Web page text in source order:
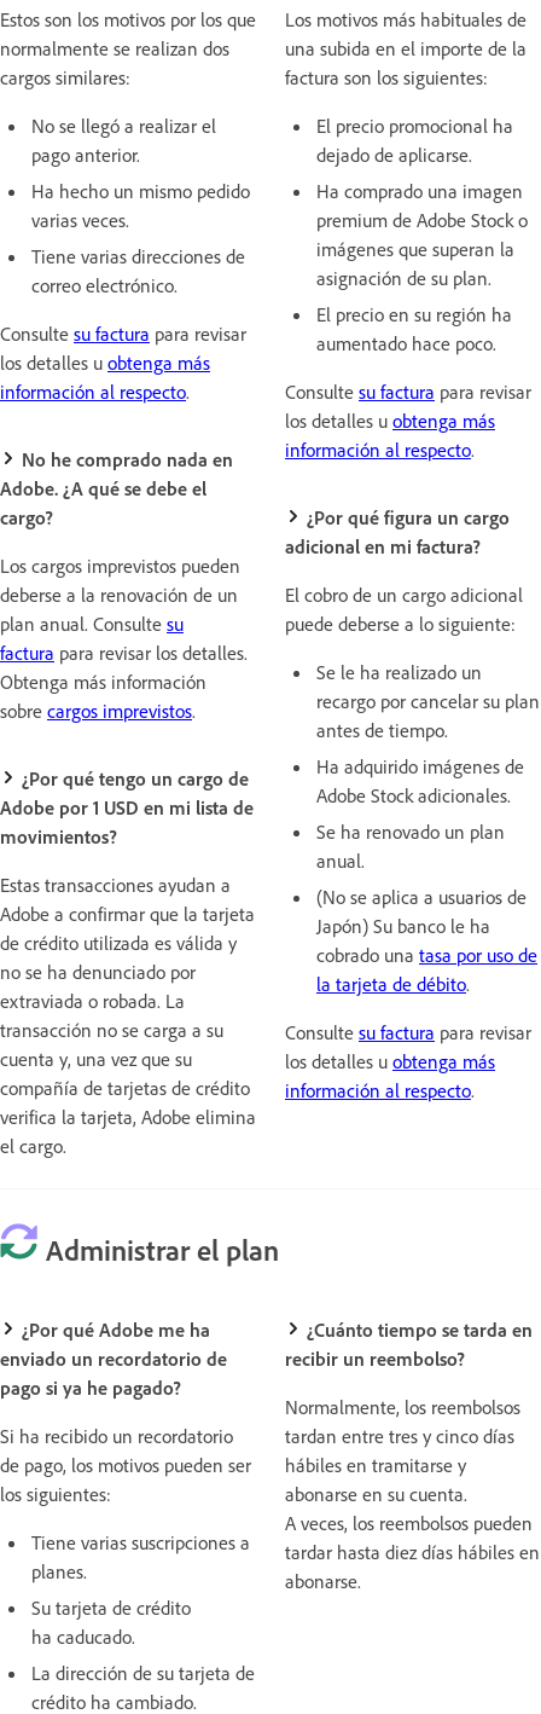
Estos son los motivos por los que
normalmente se realizan dos
cargos similares:
No se llegó a realizar el
pago anterior.
Ha hecho un mismo pedido
varias veces.
Tiene varias direcciones de
correo electrónico.
Consulte su factura para revisar
los detalles u obtenga más
información al respecto.
No he comprado nada en
Adobe. ¿A qué se debe el
cargo?
Los cargos imprevistos pueden
deberse a la renovación de un
plan anual. Consulte su
factura para revisar los detalles.
Obtenga más información
sobre cargos imprevistos.
¿Por qué tengo un cargo de
Adobe por 1 USD en mi lista de
movimientos?
Estas transacciones ayudan a
Adobe a confirmar que la tarjeta
de crédito utilizada es válida y
no se ha denunciado por
extraviada o robada. La
transacción no se carga a su
cuenta y, una vez que su
compañía de tarjetas de crédito
verifica la tarjeta, Adobe elimina
el cargo.
Los motivos más habituales de
una subida en el importe de la
factura son los siguientes:
El precio promocional ha
dejado de aplicarse.
Ha comprado una imagen
premium de Adobe Stock o
imágenes que superan la
asignación de su plan.
El precio en su región ha
aumentado hace poco.
Consulte su factura para revisar
los detalles u obtenga más
información al respecto.
¿Por qué figura un cargo
adicional en mi factura?
El cobro de un cargo adicional
puede deberse a lo siguiente:
Se le ha realizado un
recargo por cancelar su plan
antes de tiempo.
Ha adquirido imágenes de
Adobe Stock adicionales.
Se ha renovado un plan
anual.
(No se aplica a usuarios de
Japón) Su banco le ha
cobrado una tasa por uso de
la tarjeta de débito.
Consulte su factura para revisar
los detalles u obtenga más
información al respecto.
Administrar el plan
¿Por qué Adobe me ha
enviado un recordatorio de
pago si ya he pagado?
Si ha recibido un recordatorio
de pago, los motivos pueden ser
los siguientes:
Tiene varias suscripciones a
planes.
Su tarjeta de crédito
ha caducado.
La dirección de su tarjeta de
crédito ha cambiado.
¿Cuánto tiempo se tarda en
recibir un reembolso?
Normalmente, los reembolsos
tardan entre tres y cinco días
hábiles en tramitarse y
abonarse en su cuenta.
A veces, los reembolsos pueden
tardar hasta diez días hábiles en
abonarse.